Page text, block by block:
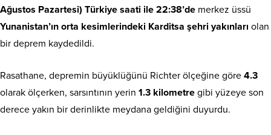
Ağustos Pazartesi) Türkiye saati ile 22:38’de merkez üssü
Yunanistan’ın orta kesimlerindeki Karditsa şehri yakınları olan
bir deprem kaydedildi.
Rasathane, depremin büyüklüğünü Richter ölçeğine göre 4.3
olarak ölçerken, sarsıntının yerin 1.3 kilometre gibi yüzeye son
derece yakın bir derinlikte meydana geldiğini duyurdu.